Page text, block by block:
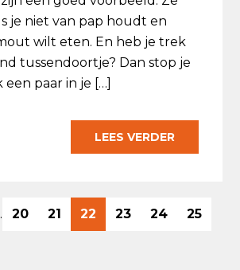
je niet van pap houdt en
wilt eten. En heb je trek
tussendoortje? Dan stop je
paar in je […]
LEES VERDER
Ga
20
Ga
naar
21
Ga
naar
22
Ga
23
Ga
24
Ga
25